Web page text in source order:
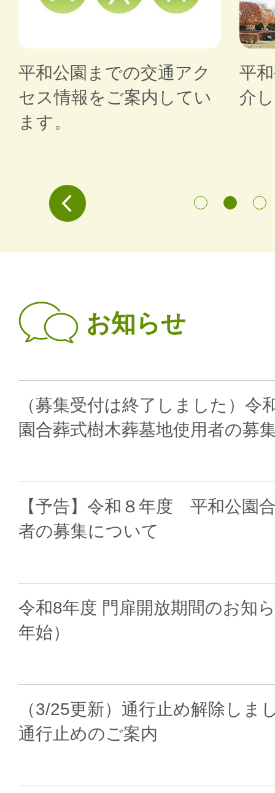
平和公園までの交通アク
セス情報をご案内してい
ます。
平
介
お知らせ
（募集受付は終了しました）令
園合葬式樹木葬墓地使用者の募
【予告】令和８年度 平和公園
者の募集について
令和8年度 門扉開放期間のお知
年始）
（3/25更新）通行止め解除し
通行止めのご案内